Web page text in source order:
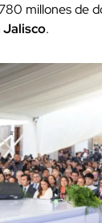
millones de
Jalisco.